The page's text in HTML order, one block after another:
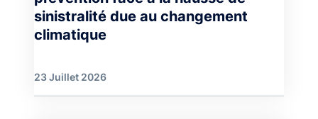
sinistralité due au changement
climatique
23 Juillet 2026